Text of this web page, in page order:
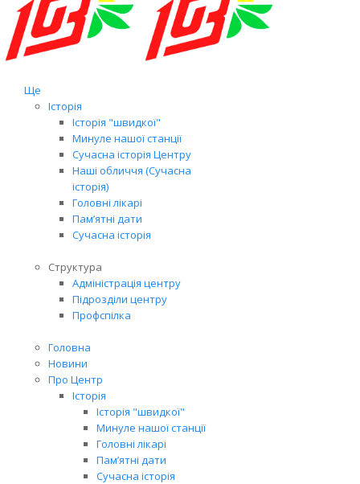
Ще
Історія
Історія "швидкої"
Минуле нашої станції
Сучасна історія Центру
Наші обличчя (Сучасна
історія)
Головні лікарі
Пам’ятні дати
Сучасна історія
Структура
Адміністрація центру
Підрозділи центру
Профспілка
Головна
Новини
Про Центр
Історія
Історія "швидкої"
Минуле нашої станції
Головні лікарі
Пам’ятні дати
Сучасна історія